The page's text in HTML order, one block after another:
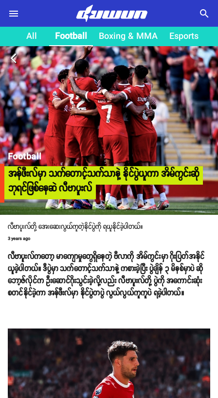
search
All Football Boxing & MMA Esports
arrow_back_ios
Football
အန်ဖီးလ်မှာ သက်တောင့်သက်သာနဲ့ နိုင်ပွဲယူကာ အိမ်ကွင်းဆို
ဘုရင်ဖြစ်နေဆဲ လီဗာပူးလ်
လီဗာပူးလ်တို့ အေးဆေးလွယ်ကူတဲ့နိုင်ပွဲကို ရယူနိုင်ခဲ့ပါတယ်။
3 years ago
လီဗာပူးလ်ကတော့ မာကျောမှုတွေရှိနေတဲ့ ဗီလာကို အိမ်ကွင်းမှာ ဂိုးပြတ်အနိုင်
ယူခဲ့ပါတယ်။ ဒီပွဲမှာ သက်တောင့်သက်သာနဲ့ ကစားခဲ့ပြီး ပွဲချိန် ၃ မိနစ်မှာပဲ ဆို
ဘော့ဇ်လိုင်က ဦးဆောင်ဂိုးသွင်းခဲ့လို့လည်း လီဗာပူးလ်တို့ ပွဲကို အကောင်းဆုံး
စတင်နိုင်ခဲ့ကာ အန်ဖီးလ်မှာ နိုင်ပွဲတပွဲ လွယ်လွယ်ကူကူပဲ ရခဲ့ပါတယ်။